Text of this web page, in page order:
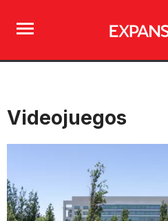
Videojuegos